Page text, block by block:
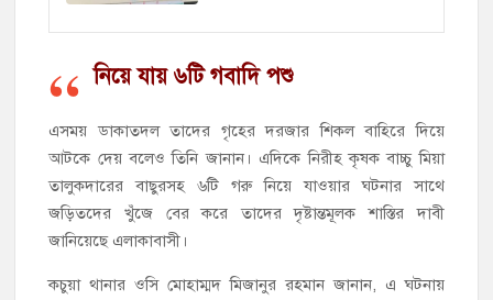
নিয়ে যায় ৬টি গবাদি পশু
এসময় ডাকাতদল তাদের গৃহের দরজার শিকল বাহিরে দিয়ে
আটকে দেয় বলেও তিনি জানান। এদিকে নিরীহ কৃষক বাচ্চু মিয়া
তালুকদারের বাছুরসহ ৬টি গরু নিয়ে যাওয়ার ঘটনার সাথে
জড়িতদের খুঁজে বের করে তাদের দৃষ্টান্তমূলক শাস্তির দাবী
জানিয়েছে এলাকাবাসী।
কচুয়া থানার ওসি মোহাম্মদ মিজানুর রহমান জানান, এ ঘটনায়